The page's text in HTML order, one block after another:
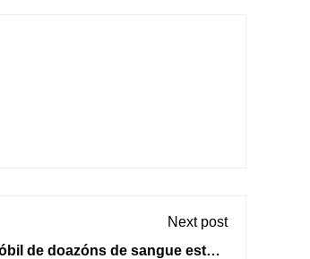
Next post
de doazóns de sangue estará